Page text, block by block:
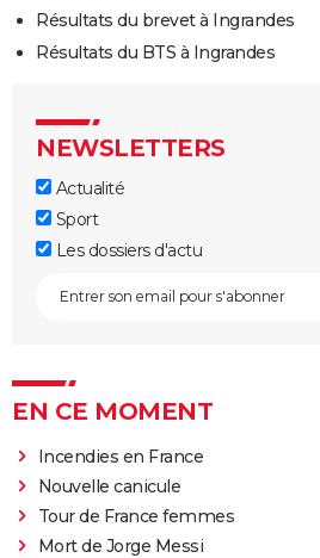
Résultats du brevet à Ingrandes
Résultats du BTS à Ingrandes
NEWSLETTERS
Actualité
Sport
Les dossiers d'actu
EN CE MOMENT
Incendies en France
Nouvelle canicule
Tour de France femmes
Mort de Jorge Messi